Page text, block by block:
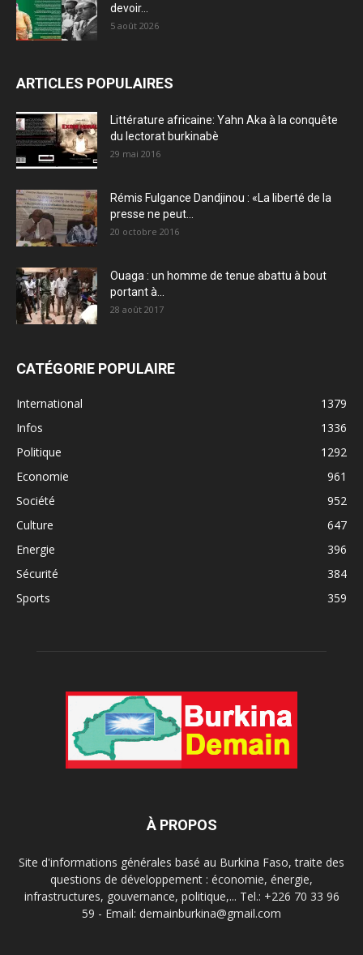
devoir...
5 août 2026
ARTICLES POPULAIRES
Littérature africaine: Yahn Aka à la conquête
du lectorat burkinabè
29 mai 2016
Rémis Fulgance Dandjinou : «La liberté de la
presse ne peut...
20 octobre 2016
Ouaga : un homme de tenue abattu à bout
portant à...
28 août 2017
CATÉGORIE POPULAIRE
International
1379
Infos
1336
Politique
1292
Economie
961
Société
952
Culture
647
Energie
396
Sécurité
384
Sports
359
À PROPOS
Site d'informations générales basé au Burkina Faso, traite des
questions de développement : économie, énergie,
infrastructures, gouvernance, politique,... Tel.: +226 70 33 96
59 - Email: demainburkina@gmail.com